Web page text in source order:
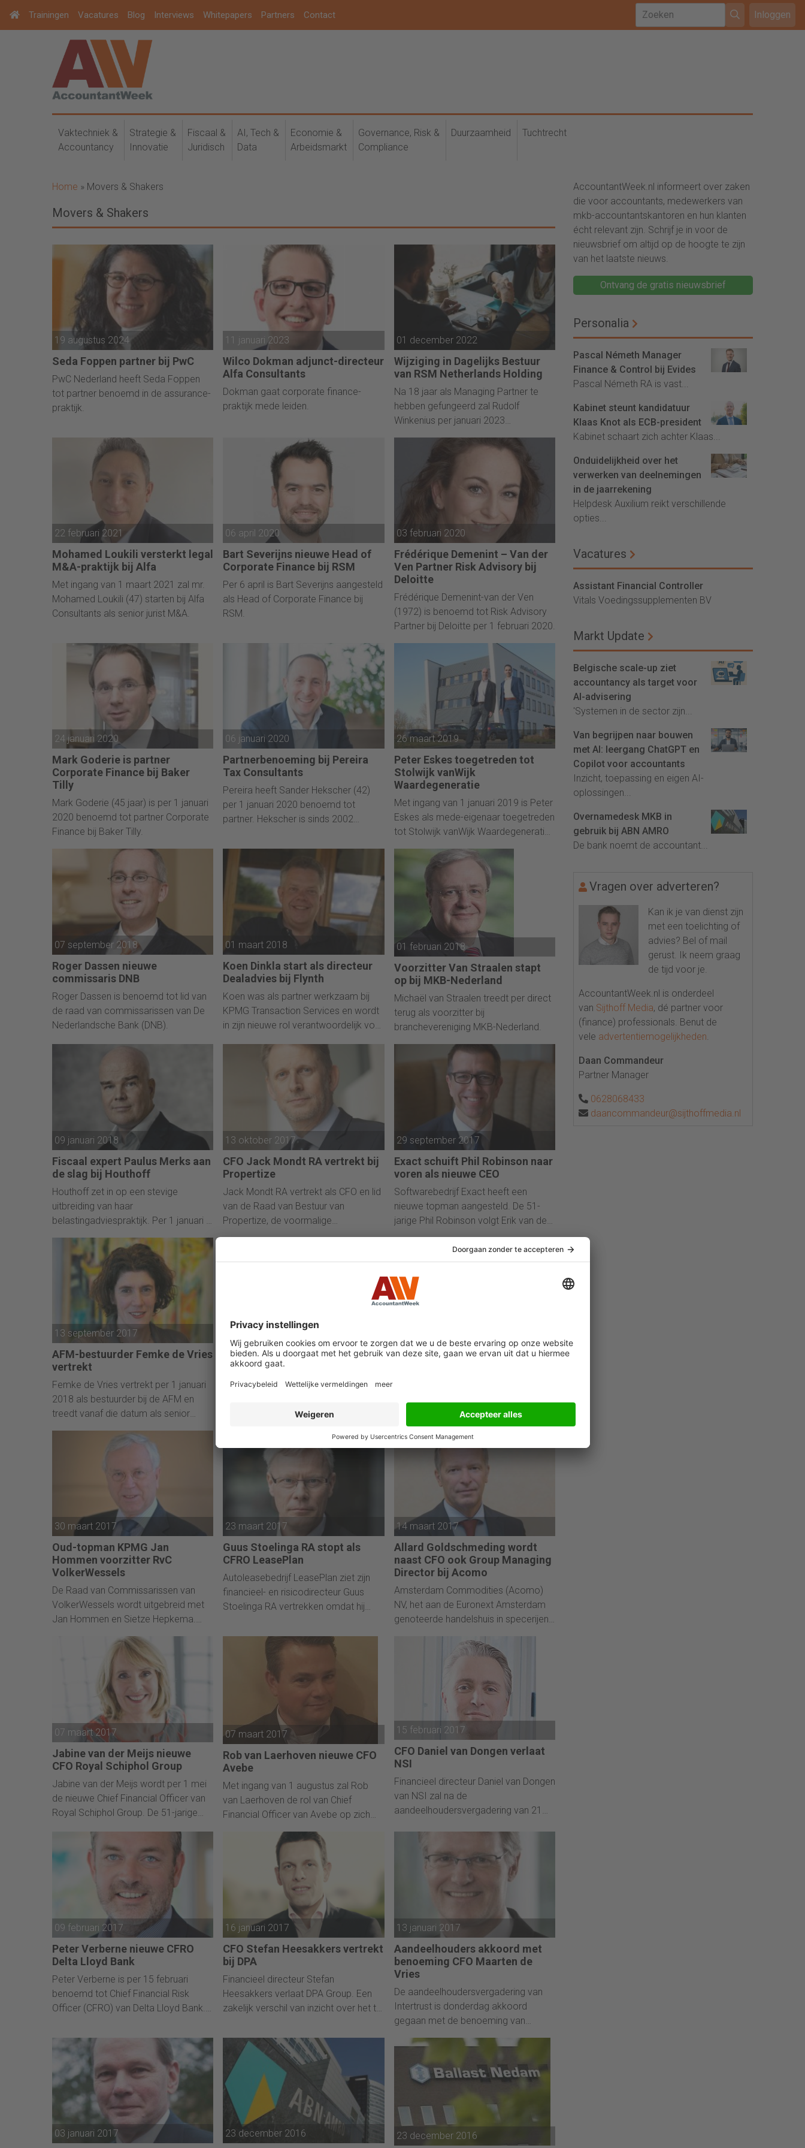
Trainingen Vacatures Blog Interviews Whitepapers Partners Contact Inloggen
Vaktechniek &
Accountancy
Strategie &
Innovatie
Fiscaal &
Juridisch
AI, Tech &
Data
Economie &
Arbeidsmarkt
Governance, Risk &
Compliance
Duurzaamheid Tuchtrecht
Home » Movers & Shakers
Movers & Shakers
19 augustus 2024
Seda Foppen partner bij PwC
PwC Nederland heeft Seda Foppen
tot partner benoemd in de assurance-
praktijk.
11 januari 2023
Wilco Dokman adjunct-directeur
Alfa Consultants
Dokman gaat corporate finance-
praktijk mede leiden.
01 december 2022
Wijziging in Dagelijks Bestuur
van RSM Netherlands Holding
Na 18 jaar als Managing Partner te
hebben gefungeerd zal Rudolf
Winkenius per januari 2023
terugtreden.
22 februari 2021
Mohamed Loukili versterkt legal
M&A-praktijk bij Alfa
Met ingang van 1 maart 2021 zal mr.
Mohamed Loukili (47) starten bij Alfa
Consultants als senior jurist M&A.
06 april 2020
Bart Severijns nieuwe Head of
Corporate Finance bij RSM
Per 6 april is Bart Severijns aangesteld
als Head of Corporate Finance bij
RSM.
03 februari 2020
Frédérique Demenint – Van der
Ven Partner Risk Advisory bij
Deloitte
Frédérique Demenint-van der Ven
(1972) is benoemd tot Risk Advisory
Partner bij Deloitte per 1 februari 2020.
24 januari 2020
Mark Goderie is partner
Corporate Finance bij Baker
Tilly
Mark Goderie (45 jaar) is per 1 januari
2020 benoemd tot partner Corporate
Finance bij Baker Tilly.
06 januari 2020
Partnerbenoeming bij Pereira
Tax Consultants
Pereira heeft Sander Hekscher (42)
per 1 januari 2020 benoemd tot
partner. Hekscher is sinds 2002
26 maart 2019
Peter Eskes toegetreden tot
Stolwijk vanWijk
Waardegeneratie
Met ingang van 1 januari 2019 is Peter
Eskes als mede-eigenaar toegetreden
tot Stolwijk vanWijk Waardegeneratie
in Doetinchem en Zevenaar.
07 september 2018
Roger Dassen nieuwe
commissaris DNB
Roger Dassen is benoemd tot lid van
de raad van commissarissen van De
Nederlandsche Bank (DNB).
01 maart 2018
Koen Dinkla start als directeur
Dealadvies bij Flynth
Koen was als partner werkzaam bij
KPMG Transaction Services en wordt
in zijn nieuwe rol verantwoordelijk voor
bezighoudt met fusies en overnames,
financieringen, het waarderen van
ondernemingen en de ondersteuning
bij financiële transacties.
01 februari 2018
Voorzitter Van Straalen stapt
op bij MKB-Nederland
Michaël van Straalen treedt per direct
terug als voorzitter bij
branchevereniging MKB-Nederland.
09 januari 2018
Fiscaal expert Paulus Merks aan
de slag bij Houthoff
Houthoff zet in op een stevige
uitbreiding van haar
belastingadviespraktijk. Per 1 januari is
partner.
13 oktober 2017
CFO Jack Mondt RA vertrekt bij
Propertize
Jack Mondt RA vertrekt als CFO en lid
van de Raad van Bestuur van
Propertize, de voormalige
vastgoedtak van SNS Reaal. Dat heeft
Mondt is per 10 oktober
29 september 2017
Exact schuift Phil Robinson naar
voren als nieuwe CEO
Softwarebedrijf Exact heeft een
nieuwe topman aangesteld. De 51-
jarige Phil Robinson volgt Erik van der
Meijden (57) op als CEO.
13 september 2017
AFM-bestuurder Femke de Vries
vertrekt
Femke de Vries vertrekt per 1 januari
2018 als bestuurder bij de AFM en
treedt vanaf die datum als senior
partner in dienst bij &samhoud
12 september 2017
CFO Wolfgang Nickl verruilt
ASML voor Bayer
ASML ziet financieel directeur
dezelfde functie bekleden bij het
jarige bestuurder dient wel zijn
contract uit dat loopt tot en met april
Vivienne de Leeuw benoemd tot
directeur bij RTL Nederland. De Leeuw
(42) begint per 1 mei.
30 maart 2017
Oud-topman KPMG Jan
Hommen voorzitter RvC
VolkerWessels
De Raad van Commissarissen van
VolkerWessels wordt uitgebreid met
Jan Hommen en Sietze Hepkema.
Jan Hommen zal de rol van voorzitter
op zich nemen en volgt daarmee
Henry Holterman op die vicevoorzitter
wordt. Overige leden zijn Dik Wessels
en René Kuipers.
23 maart 2017
Guus Stoelinga RA stopt als
CFRO LeasePlan
Autoleasebedrijf LeasePlan ziet zijn
financieel- en risicodirecteur Guus
Stoelinga RA vertrekken omdat hij
blijft aan tot een opvolger is benoemd
en het opvolgingsproces afgerond is.
14 maart 2017
Allard Goldschmeding wordt
naast CFO ook Group Managing
Director bij Acomo
Amsterdam Commodities (Acomo)
NV, het aan de Euronext Amsterdam
genoteerde handelshuis in specerijen,
noten, eetbare zaden, thee en
voedingsingrediënten, wil CFO Allard
Goldschmeding benoemen tot Group
Managing Director en nog dit jaar
overgaan op een one-tier board
bestuursmodel.
07 maart 2017
Jabine van der Meijs nieuwe
CFO Royal Schiphol Group
Jabine van der Meijs wordt per 1 mei
de nieuwe Chief Financial Officer van
Royal Schiphol Group. De 51-jarige
die in oktober haar vertrek
aankondigde.
07 maart 2017
Rob van Laerhoven nieuwe CFO
Avebe
Met ingang van 1 augustus zal Rob
van Laerhoven de rol van Chief
Financial Officer van Avebe op zich
nemen. Hij neemt dan tevens zitting in
het bestuur van de coöperatie.
15 februari 2017
CFO Daniel van Dongen verlaat
NSI
Financieel directeur Daniel van Dongen
van NSI zal na de
aandeelhoudersvergadering van 21
beursgenoteerde vastgoedfonds
dinsdag bekend gemaakt bij de
presentatie van de jaarcijfers.
09 februari 2017
Peter Verberne nieuwe CFRO
Delta Lloyd Bank
Peter Verberne is per 15 februari
benoemd tot Chief Financial Risk
Officer (CFRO) van Delta Lloyd Bank.
directie van Delta Lloyd Bank en is
verantwoordelijk voor Finance, Risk &
Compliance.
16 januari 2017
CFO Stefan Heesakkers vertrekt
bij DPA
Financieel directeur Stefan
Heesakkers verlaat DPA Group. Een
zakelijk verschil van inzicht over het te
detacheerder reden voor zijn vertrek,
zo werd maandag gemeld.
13 januari 2017
Aandeelhouders akkoord met
benoeming CFO Maarten de
Vries
De aandeelhoudersvergadering van
Intertrust is donderdag akkoord
gegaan met de benoeming van
directeur.
03 januari 2017 23 december 2016 23 december 2016
AccountantWeek.nl informeert over zaken
die voor accountants, medewerkers van
mkb-accountantskantoren en hun klanten
écht relevant zijn. Schrijf je in voor de
nieuwsbrief om altijd op de hoogte te zijn
van het laatste nieuws.
Ontvang de gratis nieuwsbrief
Personalia
Pascal Németh Manager
Finance & Control bij Evides
Pascal Németh RA is vast...
Kabinet steunt kandidatuur
Klaas Knot als ECB-president
Kabinet schaart zich achter Klaas...
Onduidelijkheid over het
verwerken van deelnemingen
in de jaarrekening
Helpdesk Auxilium reikt verschillende
opties...
Vacatures
Assistant Financial Controller
Vitals Voedingssupplementen BV
Markt Update
Belgische scale-up ziet
accountancy als target voor
AI-advisering
'Systemen in de sector zijn...
Van begrijpen naar bouwen
met AI: leergang ChatGPT en
Copilot voor accountants
Inzicht, toepassing en eigen AI-
oplossingen...
Overnamedesk MKB in
gebruik bij ABN AMRO
De bank noemt de accountant...
Vragen over adverteren?
Kan ik je van dienst zijn
met een toelichting of
advies? Bel of mail
gerust. Ik neem graag
de tijd voor je.
AccountantWeek.nl is onderdeel
van Sijthoff Media, dé partner voor
(finance) professionals. Benut de
vele advertentiemogelijkheden.
Daan Commandeur
Partner Manager
0628068433
daancommandeur@sijthoffmedia.nl